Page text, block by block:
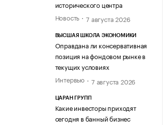
исторического центра
Новость
7 августа 2026
ВЫСШАЯ ШКОЛА ЭКОНОМИКИ
Оправдана ли консервативная
позиция на фондовом рынке в
текущих условиях
Интервью
7 августа 2026
ЦАРАН ГРУПП
Какие инвесторы приходят
сегодня в банный бизнес